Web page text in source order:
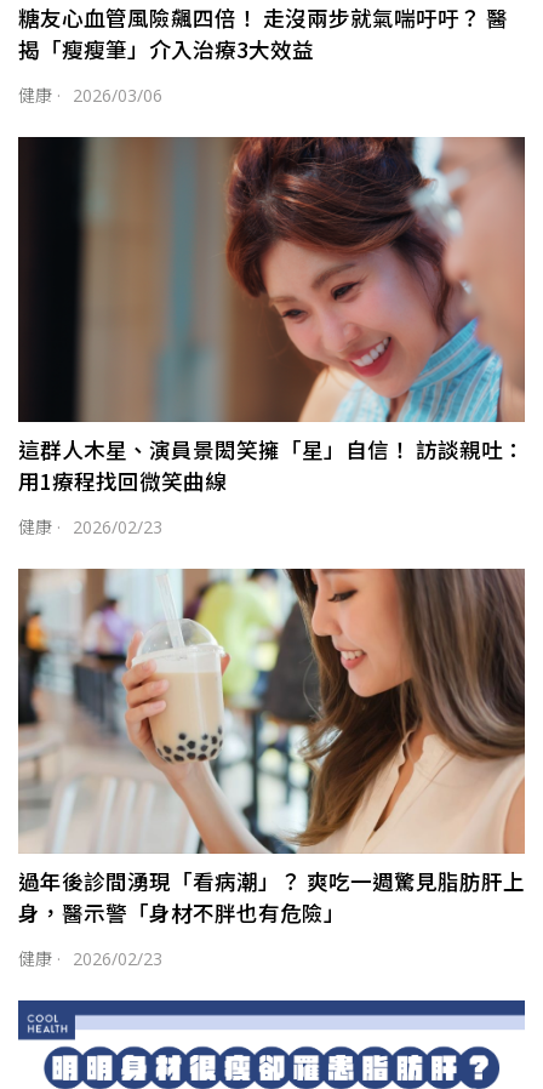
糖友心血管風險飆四倍！ 走沒兩步就氣喘吁吁？ 醫
揭「瘦瘦筆」介入治療3大效益
健康 · 2026/03/06
這群人木星、演員景閎笑擁「星」自信！ 訪談親吐：
用1療程找回微笑曲線
健康 · 2026/02/23
過年後診間湧現「看病潮」？ 爽吃一週驚見脂肪肝上
身，醫示警「身材不胖也有危險」
健康 · 2026/02/23